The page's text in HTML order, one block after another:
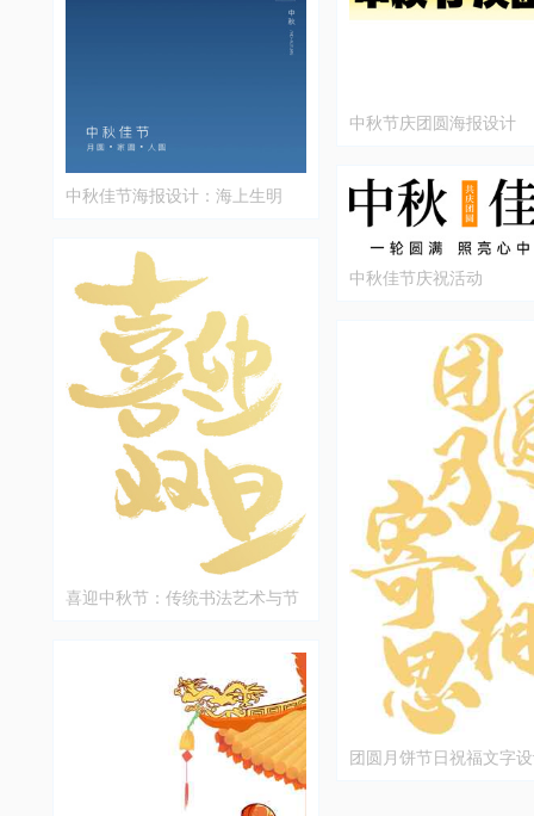
中秋佳节海报设计：海上生明
喜迎中秋节：传统书法艺术与节
中秋节庆团圆海报设计
中秋佳节庆祝活动
团圆月饼节日祝福文字